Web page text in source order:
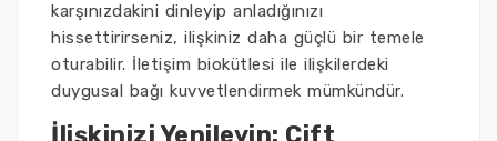
karşınızdakini dinleyip anladığınızı
hissettirirseniz, ilişkiniz daha güçlü bir temele
oturabilir. İletişim biokütlesi ile ilişkilerdeki
duygusal bağı kuvvetlendirmek mümkündür.
İlişkinizi Yenileyin: Çift